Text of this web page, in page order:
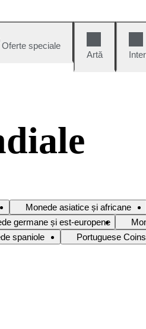
Oferte speciale
Artă
Monede asiatice și africane
germane și est-europene
spaniole Portuguese Coins